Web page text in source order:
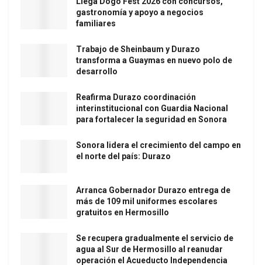
gastronomía y apoyo a negocios
familiares
Trabajo de Sheinbaum y Durazo
transforma a Guaymas en nuevo polo de
desarrollo
Reafirma Durazo coordinación
interinstitucional con Guardia Nacional
para fortalecer la seguridad en Sonora
Sonora lidera el crecimiento del campo en
el norte del país: Durazo
Arranca Gobernador Durazo entrega de
más de 109 mil uniformes escolares
gratuitos en Hermosillo
Se recupera gradualmente el servicio de
agua al Sur de Hermosillo al reanudar
operación el Acueducto Independencia